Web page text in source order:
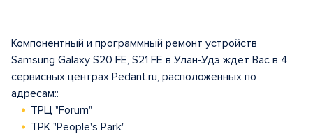
Компонентный и программный ремонт устройств
Samsung Galaxy S20 FE, S21 FE в Улан-Удэ ждет Вас в 4
сервисных центрах Pedant.ru, расположенных по
адресам::
ТРЦ "Forum"
ТРК "People's Park"